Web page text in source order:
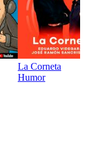
La Corneta
Humor